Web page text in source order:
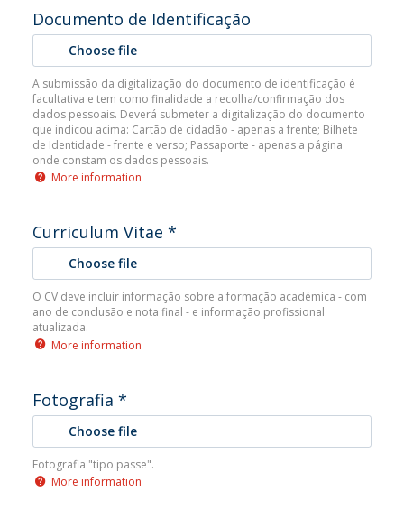
Documento de Identificação
Choose file
A submissão da digitalização do documento de identificação é
facultativa e tem como finalidade a recolha/confirmação dos
dados pessoais. Deverá submeter a digitalização do documento
que indicou acima: Cartão de cidadão - apenas a frente; Bilhete
de Identidade - frente e verso; Passaporte - apenas a página
onde constam os dados pessoais.
More information
Curriculum Vitae *
Choose file
O CV deve incluir informação sobre a formação académica - com
ano de conclusão e nota final - e informação profissional
atualizada.
More information
Fotografia *
Choose file
Fotografia "tipo passe".
More information